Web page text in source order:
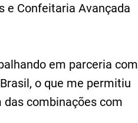
e Confeitaria Avançada
em parceria com
o que me permitiu
combinações com